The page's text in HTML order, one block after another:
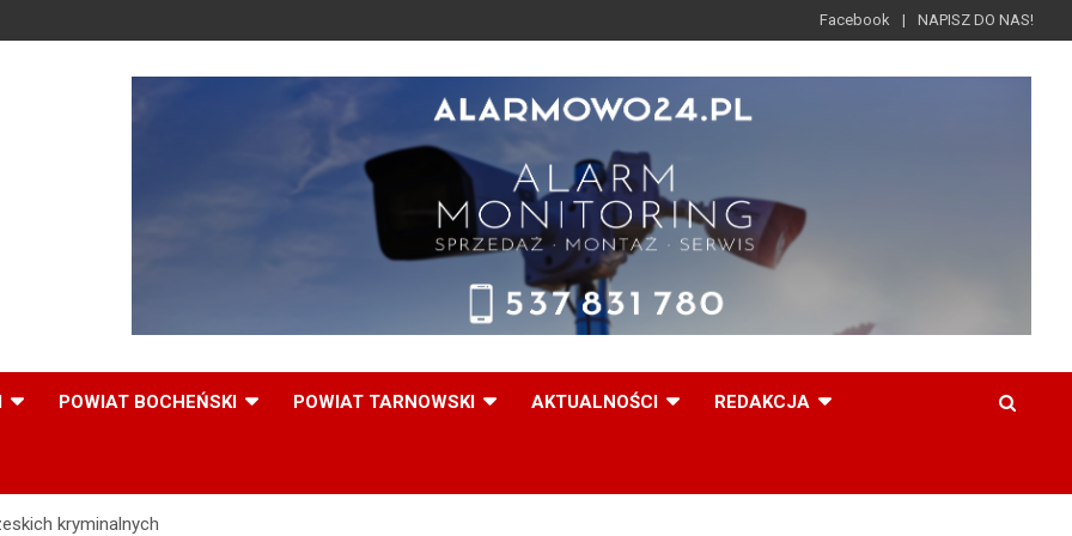
Facebook NAPISZ DO NAS!
POWIAT BOCHEŃSKI POWIAT TARNOWSKI AKTUALNOŚCI REDAKCJA
kryminalnych